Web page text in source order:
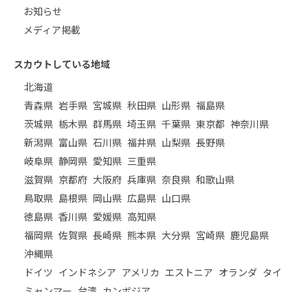
お知らせ
メディア掲載
スカウトしている地域
北海道
青森県 岩手県 宮城県 秋田県 山形県 福島県
茨城県 栃木県 群馬県 埼玉県 千葉県 東京都 神奈川県
新潟県 富山県 石川県 福井県 山梨県 長野県
岐阜県 静岡県 愛知県 三重県
滋賀県 京都府 大阪府 兵庫県 奈良県 和歌山県
鳥取県 島根県 岡山県 広島県 山口県
徳島県 香川県 愛媛県 高知県
福岡県 佐賀県 長崎県 熊本県 大分県 宮崎県 鹿児島県
沖縄県
ドイツ インドネシア アメリカ エストニア オランダ タイ